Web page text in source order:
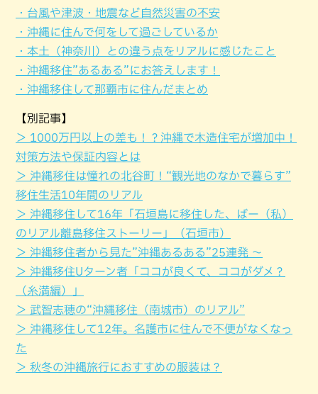
・台風や津波・地震など自然災害の不安
・沖縄に住んで何をして過ごしているか
・本土（神奈川）との違う点をリアルに感じたこと
・沖縄移住”あるある”にお答えします！
・沖縄移住して那覇市に住んだまとめ
【別記事】
＞ 1000万円以上の差も！？沖縄で木造住宅が増加中！
対策方法や保証内容とは
＞ 沖縄移住は憧れの北谷町！“観光地のなかで暮らす”
移住生活10年間のリアル
＞ 沖縄移住して16年「石垣島に移住した、ばー（私）
のリアル離島移住ストーリー」（石垣市）
＞ 沖縄移住者から見た”沖縄あるある”25連発 ～
＞ 沖縄移住Uターン者「ココが良くて、ココがダメ？
（糸満編）」
＞ 武智志穂の“沖縄移住（南城市）のリアル”
＞ 沖縄移住して12年。名護市に住んで不便がなくなっ
た
＞ 秋冬の沖縄旅行におすすめの服装は？